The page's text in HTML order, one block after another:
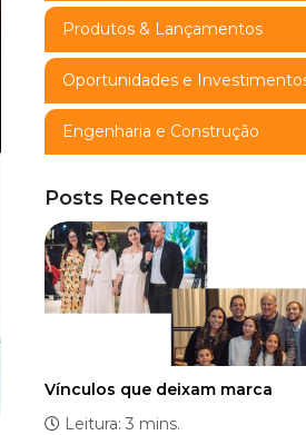
Produtos & Lançamentos
Oportunidades e
Engenharia e Construção
Posts Recentes
Vínculos que deixam marca
Leitura: 3 mins.